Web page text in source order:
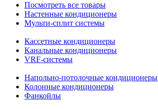
Посмотреть все товары
Настенные кондиционеры
Мульти-сплит системы
Кассетные кондиционеры
Канальные кондиционеры
VRF-системы
Напольно-потолочные кондиционеры
Колонные кондиционеры
Фанкойлы